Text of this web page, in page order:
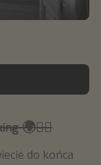
🌍🏴‍☠️
do końca